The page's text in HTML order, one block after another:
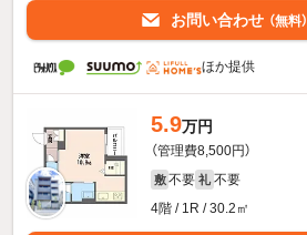
お問い合わせ （無料）
ほか提供
5.9万円
（管理費8,500円）
敷 不要 礼 不要
4階 / 1R / 30.2㎡